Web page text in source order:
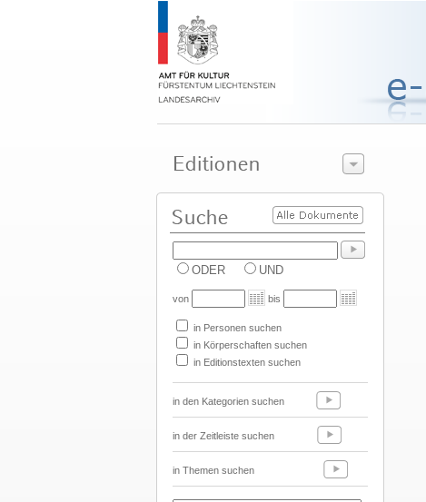
ODER UND
von bis
in Personen suchen
in Körperschaften suchen
in Editionstexten suchen
in den Kategorien suchen
in der Zeitleiste suchen
in Themen suchen